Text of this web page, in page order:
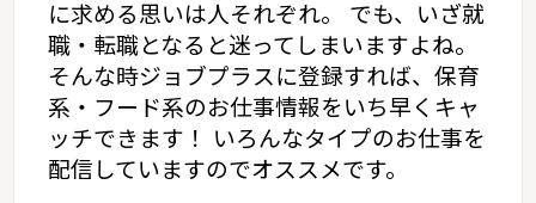
に求める思いは人それぞれ。 でも、いざ就
職・転職となると迷ってしまいますよね。
そんな時ジョブプラスに登録すれば、保育
系・フード系のお仕事情報をいち早くキャ
ッチできます！ いろんなタイプのお仕事を
配信していますのでオススメです。